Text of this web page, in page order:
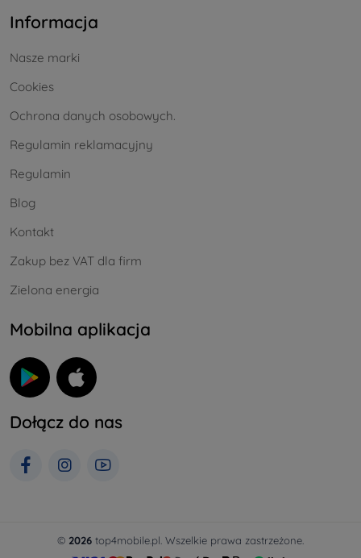
Informacja
Nasze marki
Cookies
Ochrona danych osobowych.
Regulamin reklamacyjny
Regulamin
Blog
Kontakt
Zakup bez VAT dla firm
Zielona energia
Mobilna aplikacja
Dołącz do nas
© 2026 top4mobile.pl. Wszelkie prawa zastrzeżone.